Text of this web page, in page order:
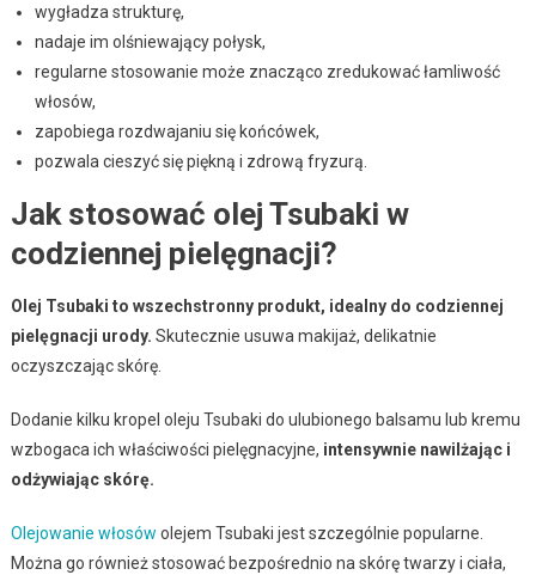
wygładza strukturę,
nadaje im olśniewający połysk,
regularne stosowanie może znacząco zredukować łamliwość
włosów,
zapobiega rozdwajaniu się końcówek,
pozwala cieszyć się piękną i zdrową fryzurą.
Jak stosować olej Tsubaki w
codziennej pielęgnacji?
Olej Tsubaki to wszechstronny produkt, idealny do codziennej
pielęgnacji urody. Skutecznie usuwa makijaż, delikatnie
oczyszczając skórę.
Dodanie kilku kropel oleju Tsubaki do ulubionego balsamu lub kremu
wzbogaca ich właściwości pielęgnacyjne, intensywnie nawilżając i
odżywiając skórę.
Olejowanie włosów olejem Tsubaki jest szczególnie popularne.
Można go również stosować bezpośrednio na skórę twarzy i ciała,